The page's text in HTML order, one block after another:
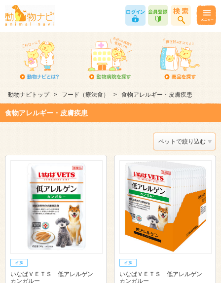
動物ナビトップ > フード（療法食） > 食物アレルギー・皮膚疾患
食物アレルギー・皮膚疾患
ペットで絞り込む
いなばＶＥＴＳ 低アレルゲン
カンガルー
いなばＶＥＴＳ 低アレルゲン
カンガルー